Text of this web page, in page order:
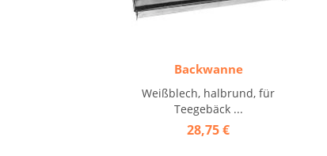
Backwanne
Weißblech, halbrund, für
Teegebäck ...
28,75 €